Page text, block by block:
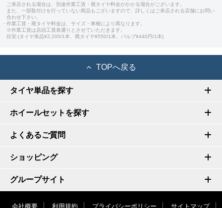
ご来店される場合は、別途作業工賃・廃タイヤ料金がかかる場合がございます。
また、一部取付けを行っていない商品もございますので、詳しくはご来店される店舗にお問い
合わせ下さい。
・作業工賃・廃タイヤ料金は、サイズ・車種により異なります。
※作業工賃は店頭工賃表通りとさせていただきます。
目安:(タイヤ単品¥2,200/1本、廃タイヤ¥550/1本、バルブ¥440円/1本)
TOPへ戻る
タイヤ単品を探す
ホイールセットを探す
よくあるご質問
ショッピング
グループサイト
会社概要 利用規約 プライバシーポリシー サイトマップ